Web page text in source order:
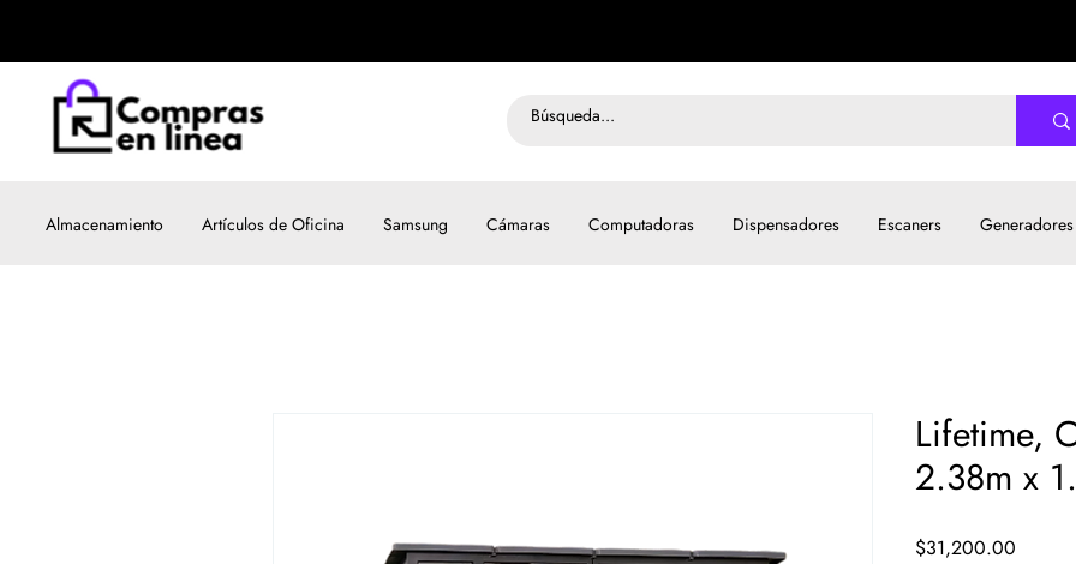
Almacenamiento Artículos de Oficina Samsung Cámaras Computadoras Dispensadores Escaners Generadores
Lifetime,
2.38m x
$31,200.00